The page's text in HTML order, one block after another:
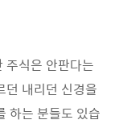
주식은 안판다는
던 내리던 신경을
하는 분들도 있습